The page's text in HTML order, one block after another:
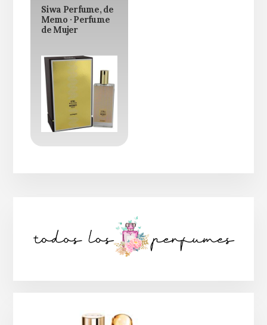
Siwa Perfume, de
Memo · Perfume
de Mujer
lateral